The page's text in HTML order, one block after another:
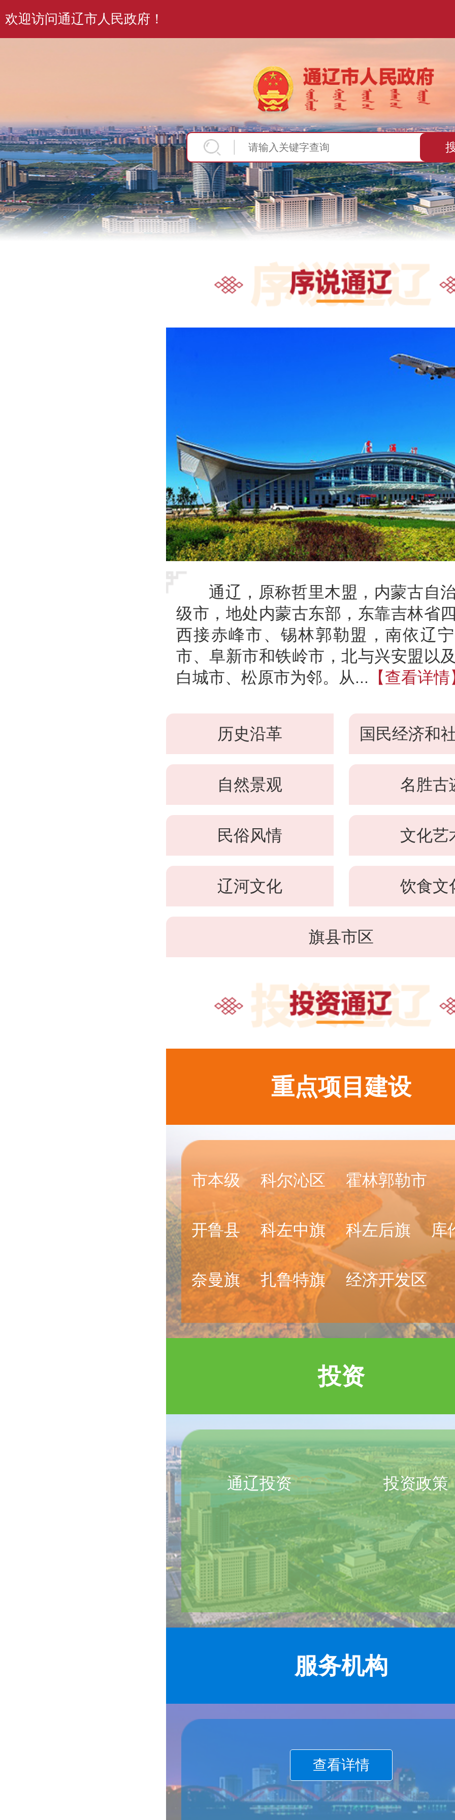
欢迎访问通辽市人民政府！
通辽，原称哲里木盟，内蒙古自
级市，地处内蒙古东部，东靠吉林省
西接赤峰市、锡林郭勒盟，南依辽
市、阜新市和铁岭市，北与兴安盟以
白城市、松原市为邻。从... 【查看详情
历史沿革 国民经济和
自然景观 名胜古
民俗风情 文化艺
辽河文化 饮食文
旗县市区
重点项目建设
市本级 科尔沁区 霍林郭勒市
开鲁县 科左中旗 科左后旗 库
奈曼旗 扎鲁特旗 经济开发区
投资
通辽投资 投资政策
服务机构
查看详情